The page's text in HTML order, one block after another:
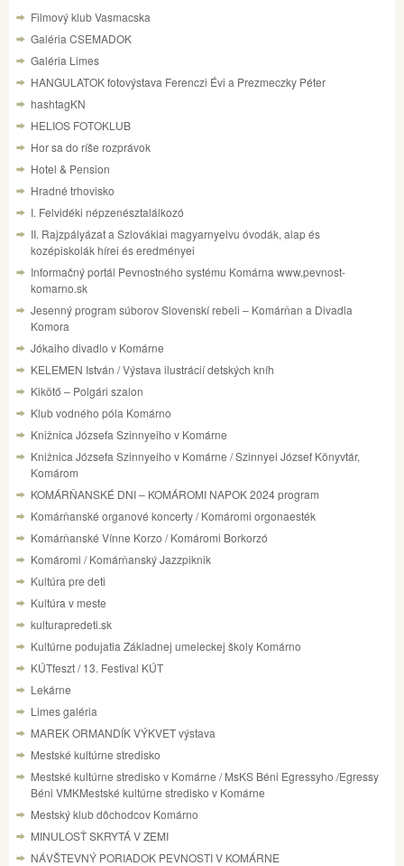
Filmový klub Vasmacska
Galéria CSEMADOK
Galéria Limes
HANGULATOK fotovýstava Ferenczi Évi a Prezmeczky Péter
hashtagKN
HELIOS FOTOKLUB
Hor sa do ríše rozprávok
Hotel & Pension
Hradné trhovisko
I. Felvidéki népzenésztalálkozó
II. Rajzpályázat a Szlovákiai magyarnyelvu óvodák, alap és
kozépiskolák hírei és eredményei
Informačný portál Pevnostného systému Komárna www.pevnost-
komarno.sk
Jesenný program súborov Slovenskí rebeli – Komárňan a Divadla
Komora
Jókaiho divadlo v Komárne
KELEMEN István / Výstava ilustrácií detských kníh
Kikötő – Polgári szalon
Klub vodného póla Komárno
Knižnica Józsefa Szinnyeiho v Komárne
Knižnica Józsefa Szinnyeiho v Komárne / Szinnyei József Könyvtár,
Komárom
KOMÁRŇANSKÉ DNI – KOMÁROMI NAPOK 2024 program
Komárňanské organové koncerty / Komáromi orgonaesték
Komárňanské Vínne Korzo / Komáromi Borkorzó
Komáromi / Komárňanský Jazzpiknik
Kultúra pre deti
Kultúra v meste
kulturapredeti.sk
Kultúrne podujatia Základnej umeleckej školy Komárno
KÚTfeszt / 13. Festival KÚT
Lekárne
Limes galéria
MAREK ORMANDÍK VÝKVET výstava
Mestské kultúrne stredisko
Mestské kultúrne stredisko v Komárne / MsKS Béni Egressyho /Egressy
Béni VMKMestské kultúrne stredisko v Komárne
Mestský klub dôchodcov Komárno
MINULOSŤ SKRYTÁ V ZEMI
NÁVŠTEVNÝ PORIADOK PEVNOSTI V KOMÁRNE